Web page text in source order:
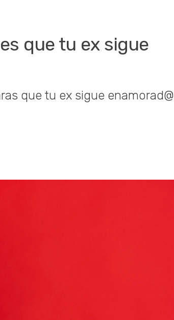
que tu ex sigue
que tu ex sigue enamorad@